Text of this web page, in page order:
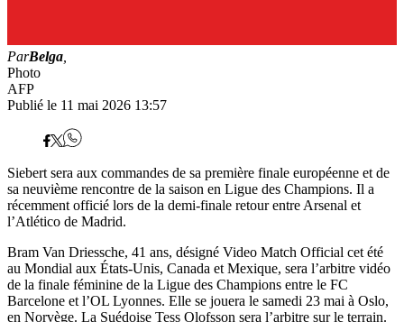
ParBelga
Photo
AFP
Publié le 11 mai 2026 13:57
Siebert sera aux commandes de sa première finale européenne et de
sa neuvième rencontre de la saison en Ligue des Champions. Il a
récemment officié lors de la demi-finale retour entre Arsenal et
l’Atlético de Madrid.
Bram Van Driessche, 41 ans, désigné Video Match Official cet été
au Mondial aux États-Unis, Canada et Mexique, sera l’arbitre vidéo
de la finale féminine de la Ligue des Champions entre le FC
Barcelone et l’OL Lyonnes. Elle se jouera le samedi 23 mai à Oslo,
en Norvège. La Suédoise Tess Olofsson sera l’arbitre sur le terrain.